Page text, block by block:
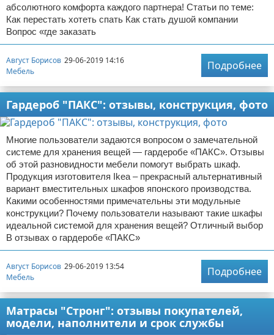
абсолютного комфорта каждого партнера! Статьи по теме:
Как перестать хотеть спать Как стать душой компании
Вопрос «где заказать
Август Борисов 29-06-2019 14:16
Мебель
Подробнее
Гардероб "ПАКС": отзывы, конструкция, фото
Многие пользователи задаются вопросом о замечательной
системе для хранения вещей — гардеробе «ПАКС». Отзывы
об этой разновидности мебели помогут выбрать шкаф.
Продукция изготовителя Ikea – прекрасный альтернативный
вариант вместительных шкафов японского производства.
Какими особенностями примечательны эти модульные
конструкции? Почему пользователи называют такие шкафы
идеальной системой для хранения вещей? Отличный выбор
В отзывах о гардеробе «ПАКС»
Август Борисов 29-06-2019 13:54
Мебель
Подробнее
Матрасы "Стронг": отзывы покупателей,
модели, наполнители и срок службы